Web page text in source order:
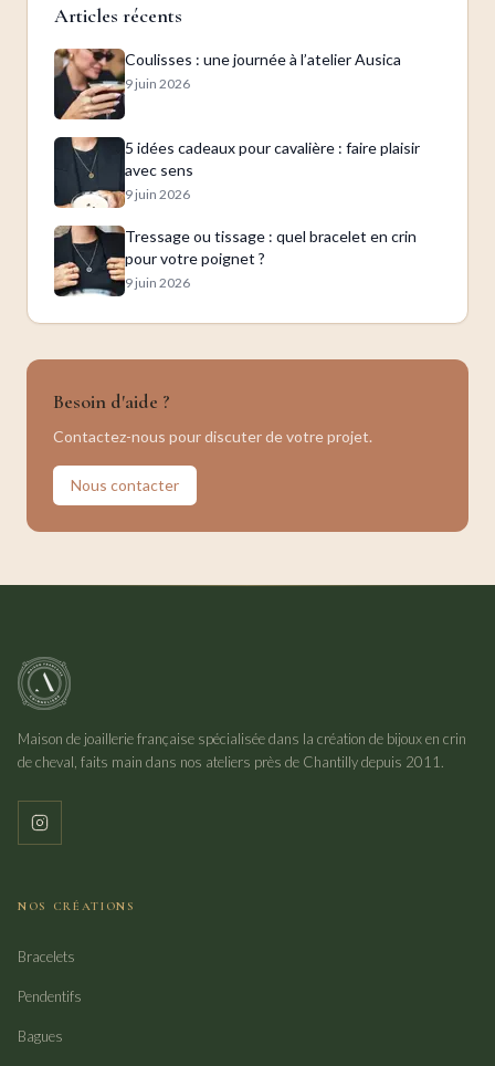
Articles récents
Coulisses : une journée à l’atelier Ausica
9 juin 2026
5 idées cadeaux pour cavalière : faire plaisir
avec sens
9 juin 2026
Tressage ou tissage : quel bracelet en crin
pour votre poignet ?
9 juin 2026
Besoin d'aide ?
Contactez-nous pour discuter de votre projet.
Nous contacter
Maison de joaillerie française spécialisée dans la création de bijoux en crin
de cheval, faits main dans nos ateliers près de Chantilly depuis 2011.
NOS CRÉATIONS
Bracelets
Pendentifs
Bagues